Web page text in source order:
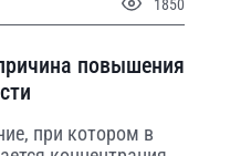
1850
повышения
при котором в